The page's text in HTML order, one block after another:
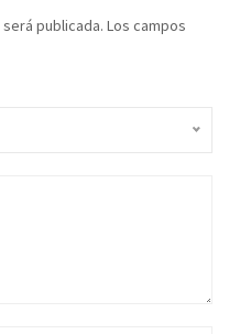
publicada. Los campos